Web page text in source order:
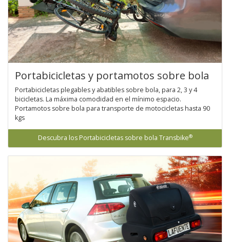
Portabicicletas y portamotos sobre bola
Portabicicletas plegables y abatibles sobre bola, para 2, 3 y 4
bicicletas. La máxima comodidad en el mínimo espacio.
Portamotos sobre bola para transporte de motocicletas hasta 90
kgs
Descubra los Portabicicletas sobre bola Transbike®